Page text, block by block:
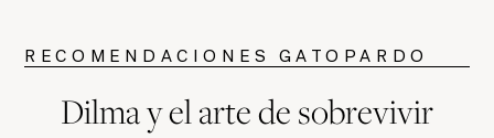
RECOMENDACIONES GATOPARDO
Dilma y el arte de sobrevivir